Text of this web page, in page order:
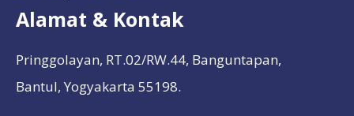
Alamat & Kontak
Pringgolayan, RT.02/RW.44, Banguntapan,
Bantul, Yogyakarta 55198.